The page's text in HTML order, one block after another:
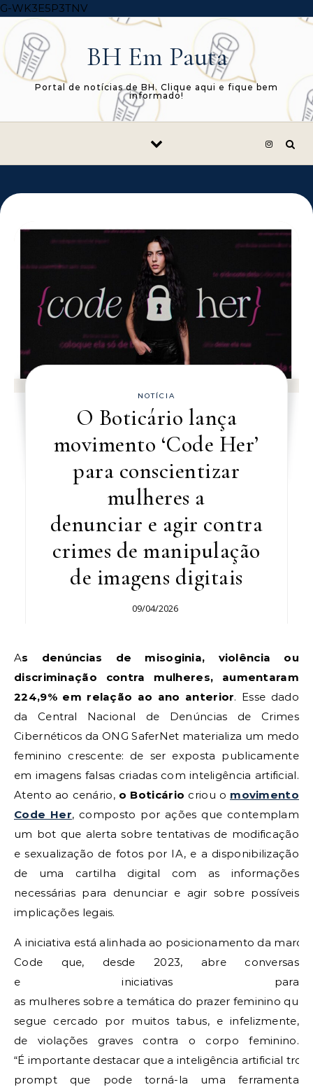
G-WK3E5P3TNVSkip to content
BH Em Pauta
Portal de notícias de BH. Clique aqui e fique bem
informado!
NOTÍCIA
O Boticário lança
movimento ‘Code Her’
para conscientizar
mulheres a
denunciar e agir contra
crimes de manipulação
de imagens digitais
09/04/2026
As denúncias de misoginia, violência ou
discriminação contra mulheres, aumentaram
224,9% em relação ao ano anterior. Esse dado
da Central Nacional de Denúncias de Crimes
Cibernéticos da ONG SaferNet materializa um medo
feminino crescente: de ser exposta publicamente
em imagens falsas criadas com inteligência artificial.
Atento ao cenário, o Boticário criou o movimento
Code Her, composto por ações que contemplam
um bot que alerta sobre tentativas de modificação
e sexualização de fotos por IA, e a disponibilização
de uma cartilha digital com as informações
necessárias para denunciar e agir sobre possíveis
implicações legais.
A iniciativa está alinhada ao posicionamento da
Code que, desde 2023, abre conversas
e iniciativas para
as mulheres sobre a temática do prazer feminino que,
segue cercado por muitos tabus, e infelizmente,
de violações graves contra o corpo feminino.
“É importante destacar que a inteligência artificial
prompt que pode torná-la uma ferramenta